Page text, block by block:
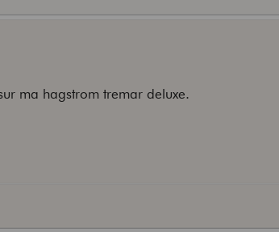
ma hagstrom tremar deluxe.